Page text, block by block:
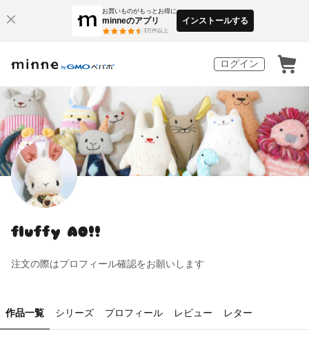
お買いものがもっとお得に
minneのアプリ
3万件以上
インストールする
ログイン
fluffy AO!!
注文の際はプロフィール確認をお願いします
作品一覧 シリーズ プロフィール レビュー レター